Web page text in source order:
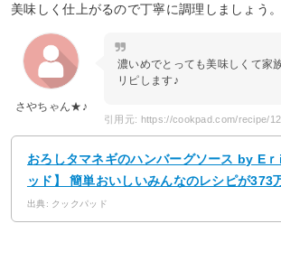
美味しく仕上がるので丁寧に調理しましょう。
さやちゃん★♪
濃いめでとっても美味しくて家
リピします♪
おろしタマネギのハンバーグソース by E
ッド】 簡単おいしいみんなのレシピが373
出典: クックパッド